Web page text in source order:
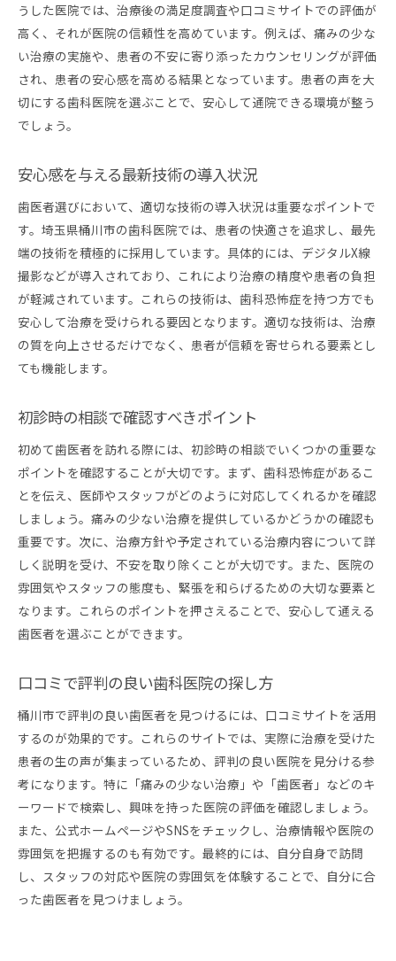
治療前後のサポート体制が充実した医院
桶川市内でアクセスの良い歯医者の選び方
桶川市の歯医者で心地よい治療体験を得る方法
患者の希望を反映する治療計画の立て方
歯医者に通うモチベーションを維持するコツ
定期検診の重要性とその効果
個別対応が可能な歯科医院の魅力
歯科恐怖症の方におすすめの桶川市の歯医者選び
地域で評判の高い歯医者一覧
専門性と人間性を兼ね備えた歯科医の特徴
患者の不安と向き合う医院選びのポイント
継続的な治療が可能な歯科医院の選び方
歯科恐怖症克服へのステップと具体例
うした医院では、治療後の満足度調査や口コミサイトでの評価が
高く、それが医院の信頼性を高めています。例えば、痛みの少な
い治療の実施や、患者の不安に寄り添ったカウンセリングが評価
され、患者の安心感を高める結果となっています。患者の声を大
切にする歯科医院を選ぶことで、安心して通院できる環境が整う
でしょう。
安心感を与える最新技術の導入状況
歯医者選びにおいて、適切な技術の導入状況は重要なポイントで
す。埼玉県桶川市の歯科医院では、患者の快適さを追求し、最先
端の技術を積極的に採用しています。具体的には、デジタルX線
撮影などが導入されており、これにより治療の精度や患者の負担
が軽減されています。これらの技術は、歯科恐怖症を持つ方でも
安心して治療を受けられる要因となります。適切な技術は、治療
の質を向上させるだけでなく、患者が信頼を寄せられる要素とし
ても機能します。
初診時の相談で確認すべきポイント
初めて歯医者を訪れる際には、初診時の相談でいくつかの重要な
ポイントを確認することが大切です。まず、歯科恐怖症があるこ
とを伝え、医師やスタッフがどのように対応してくれるかを確認
しましょう。痛みの少ない治療を提供しているかどうかの確認も
重要です。次に、治療方針や予定されている治療内容について詳
しく説明を受け、不安を取り除くことが大切です。また、医院の
雰囲気やスタッフの態度も、緊張を和らげるための大切な要素と
なります。これらのポイントを押さえることで、安心して通える
歯医者を選ぶことができます。
口コミで評判の良い歯科医院の探し方
桶川市で評判の良い歯医者を見つけるには、口コミサイトを活用
するのが効果的です。これらのサイトでは、実際に治療を受けた
患者の生の声が集まっているため、評判の良い医院を見分ける参
考になります。特に「痛みの少ない治療」や「歯医者」などのキ
ーワードで検索し、興味を持った医院の評価を確認しましょう。
また、公式ホームページやSNSをチェックし、治療情報や医院の
雰囲気を把握するのも有効です。最終的には、自分自身で訪問
し、スタッフの対応や医院の雰囲気を体験することで、自分に合
った歯医者を見つけましょう。